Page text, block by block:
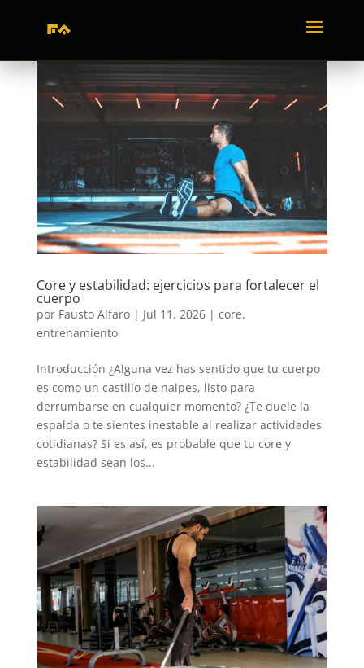
Core y estabilidad: ejercicios para fortalecer el
cuerpo
por Fausto Alfaro| Jul 11, 2026| core,
entrenamiento
Introducción ¿Alguna vez has sentido que tu cuerpo
es como un castillo de naipes, listo para
derrumbarse en cualquier momento? ¿Te duele la
espalda o te sientes inestable al realizar actividades
cotidianas? Si es así, es probable que tu core y
estabilidad sean los...